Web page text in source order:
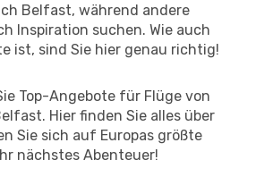
Belfast, während andere
Inspiration suchen. Wie auch
ist, sind Sie hier genau richtig!
Top-Angebote für Flüge von
Hier finden Sie alles über
Sie sich auf Europas größte
nächstes Abenteuer!